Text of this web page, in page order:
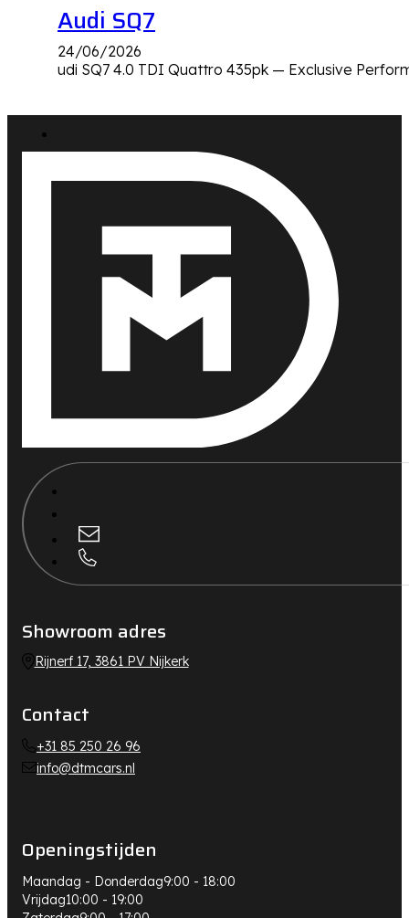
Audi SQ7
24/06/2026
udi SQ7 4.0 TDI Quattro 435pk — Exclusive
Showroom adres
Rijnerf 17, 3861 PV Nijkerk
Contact
+31 85 250 26 96
info@dtmcars.nl
Openingstijden
Maandag - Donderdag9:00 - 18:00
Vrijdag10:00 - 19:00